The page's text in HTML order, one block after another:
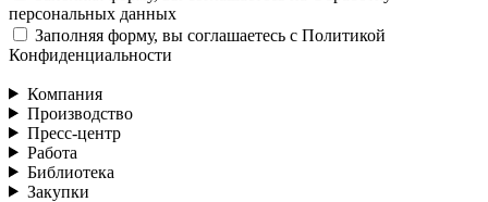
персональных данных
Заполняя форму, вы соглашаетесь с Политикой
Конфиденциальности
Компания
Производство
Пресс-центр
Работа
Библиотека
Закупки